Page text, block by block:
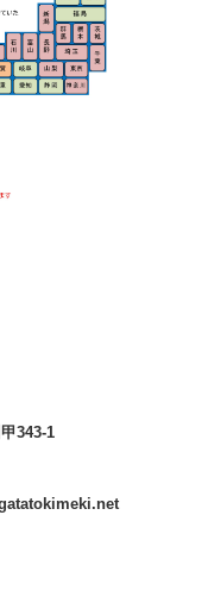
343-1